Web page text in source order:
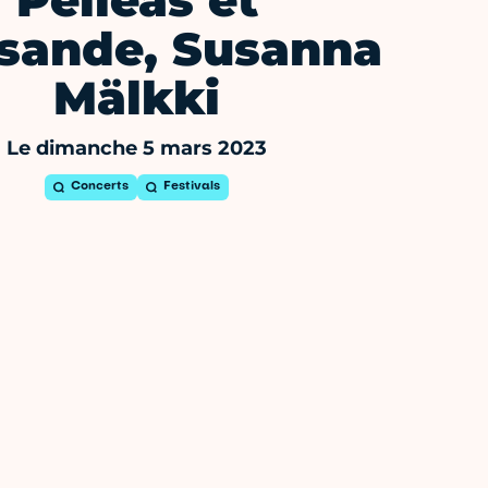
Susanna
Mälkki
Le dimanche 5 mars 2023
Concerts Festivals